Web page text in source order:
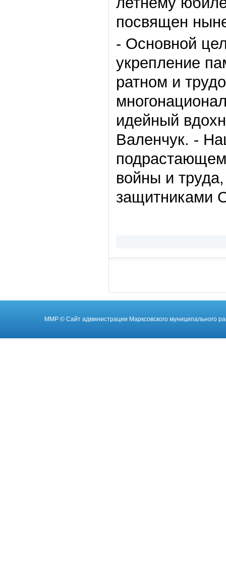
посвящен
- Основной
укрепление
ратном и
идейный
Валенчук. -
войны и
защитниками
ММР © Cайт администрации Марксовского муниципального